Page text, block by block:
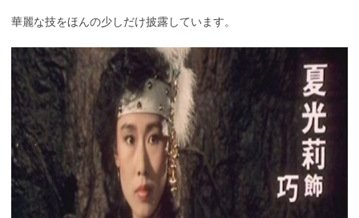
華麗な技をほんの少しだけ披露しています。